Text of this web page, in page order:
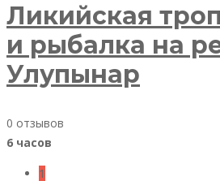
Ликийская
и рыбалка на
Улупынар
0 отзывов
6 часов
1